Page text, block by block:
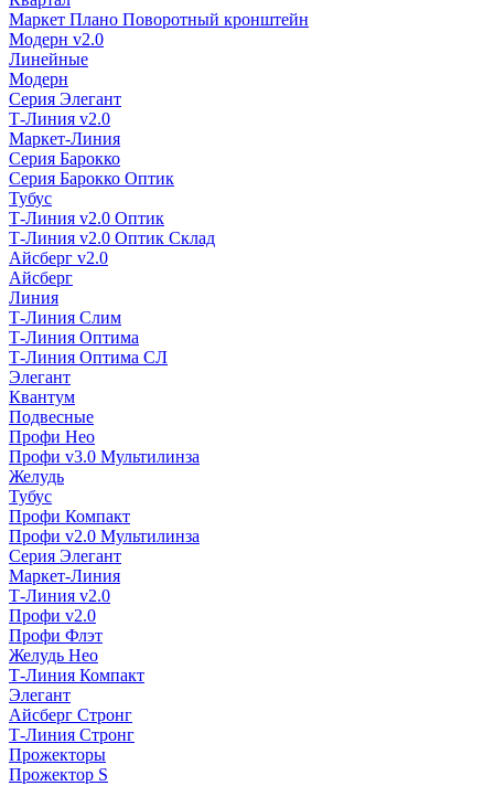
Маркет Плано Поворотный кронштейн
Модерн v2.0
Линейные
Модерн
Серия Элегант
Т-Линия v2.0
Маркет-Линия
Серия Барокко
Серия Барокко Оптик
Тубус
Т-Линия v2.0 Оптик
Т-Линия v2.0 Оптик Склад
Айсберг v2.0
Айсберг
Линия
Т-Линия Слим
Т-Линия Оптима
Т-Линия Оптима СЛ
Элегант
Квантум
Подвесные
Профи Нео
Профи v3.0 Мультилинза
Желудь
Тубус
Профи Компакт
Профи v2.0 Мультилинза
Серия Элегант
Маркет-Линия
Т-Линия v2.0
Профи v2.0
Профи Флэт
Желудь Нео
Т-Линия Компакт
Элегант
Айсберг Стронг
Т-Линия Стронг
Прожекторы
Прожектор S